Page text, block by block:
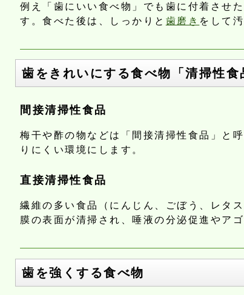
例え「歯にいい食べ物」でも歯に付着させた
す。食べた後は、しっかりと 歯磨き をして
歯をきれいにする食べ物「清掃性食
間接清掃性食品
梅干や酢の物などは「間接清掃性食品」と
りにくい環境にします。
直接清掃性食品
繊維の多い食品（にんじん、ごぼう、レタ
膜の表面が清掃され、唾液の分泌促進やア
歯を強くする食べ物